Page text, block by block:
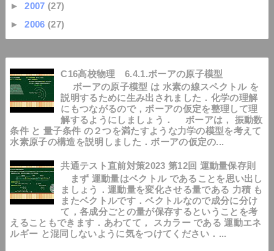
►2007 (27)
►2006 (27)
C16高校物理 6.4.1.ボーアの原子模型
ボーアの原子模型 は 水素の線スペクトル を
説明するために生み出されました．化学の理解
にもつながるので，ボーアの仮定を整理して理
解するようにしましょう． ボーアは， 振動数
条件 と 量子条件 の２つを満たすような力学の模型を考えて
水素原子の構造を説明しました．ボーアの仮定の...
共通テスト直前対策2023 第12回 運動量保存則
まず 運動量はベクトル であることを思い出し
ましょう．運動量を変化させる量である 力積 も
またベクトルです．ベクトルなので成分に分け
て，各成分ごとの量が保存するということを考
えることもできます．あわてて， スカラー である 運動エネ
ルギー と混同しないように気をつけてください．...